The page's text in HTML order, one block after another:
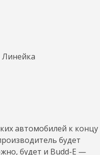
Линейка
автомобилей к концу
будет
будет и Budd-E —